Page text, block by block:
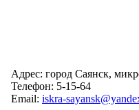
Адрес: город Саянск,
Телефон: 5-15-64
Email: iskra-